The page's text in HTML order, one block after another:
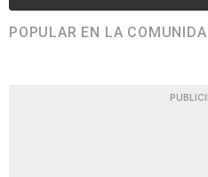
POPULAR EN LA